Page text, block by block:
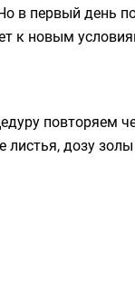
в первый день
к новым
повторяем
дозу